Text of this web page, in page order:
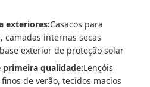
exteriores:Casacos para
camadas internas secas
exterior de proteção solar
primeira qualidade:Lençóis
de verão, tecidos macios